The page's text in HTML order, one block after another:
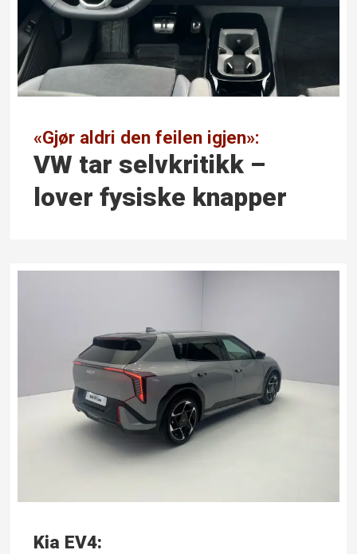
«Gjør aldri den feilen igjen»:
VW tar selvkritikk –
lover fysiske knapper
Kia EV4: